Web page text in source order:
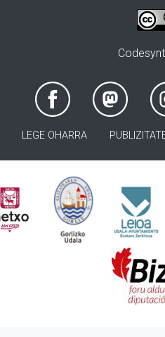
LEGE OHARRA